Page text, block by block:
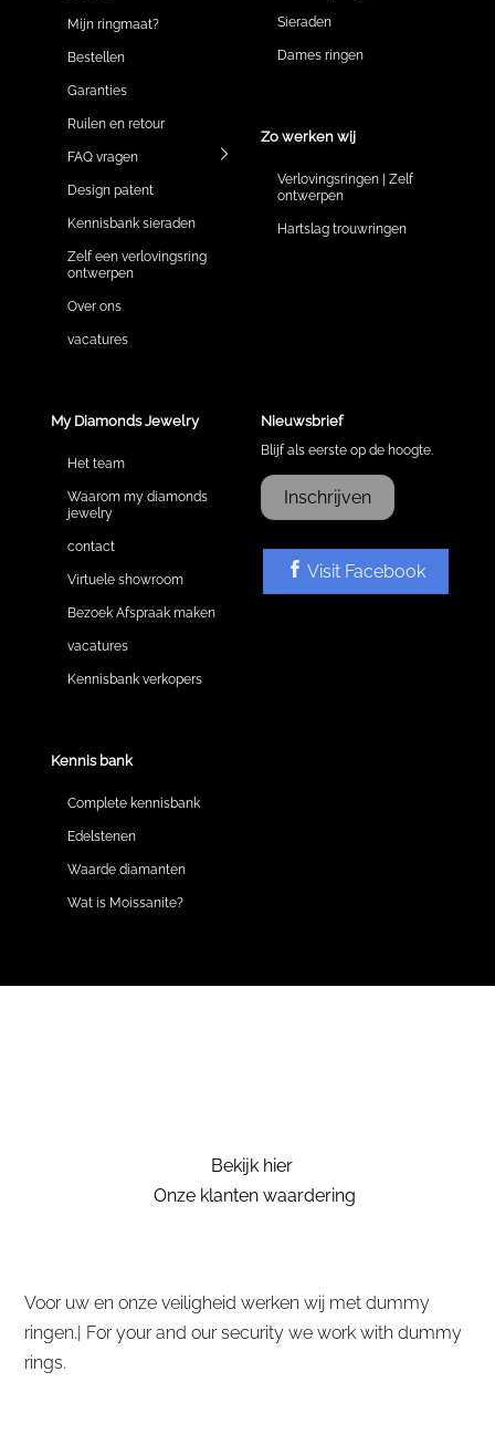
Mijn ringmaat?
Bestellen
Garanties
Ruilen en retour
FAQ vragen
Design patent
Kennisbank sieraden
Zelf een verlovingsring
ontwerpen
Over ons
vacatures
Sieraden
Dames ringen
Zo werken wij
Verlovingsringen | Zelf
ontwerpen
Hartslag trouwringen
My Diamonds Jewelry
Het team
Waarom my diamonds
jewelry
contact
Virtuele showroom
Bezoek Afspraak maken
vacatures
Kennisbank verkopers
Kennis bank
Complete kennisbank
Edelstenen
Waarde diamanten
Wat is Moissanite?
Nieuwsbrief
Blijf als eerste op de hoogte.
Inschrijven
Visit Facebook
Bekijk hier
Onze klanten waardering
Voor uw en onze veiligheid werken wij met dummy
ringen.| For your and our security we work with dummy
rings.